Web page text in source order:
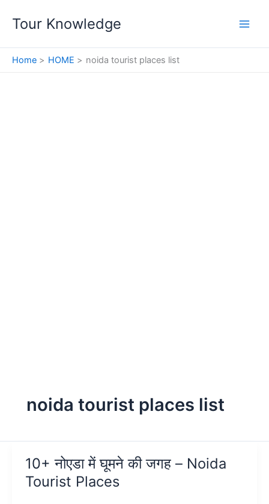
Tour Knowledge
Home HOME noida tourist places list
noida tourist places list
10+ नोएडा में घूमने की जगह – Noida
Tourist Places